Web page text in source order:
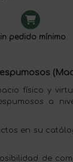
pedido mínimo
físico y
a
en su
de